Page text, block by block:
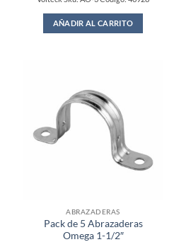
AÑADIR AL CARRITO
ABRAZADERAS
Pack de 5 Abrazaderas
Omega 1-1/2″